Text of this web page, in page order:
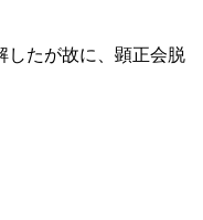
したが故に、顕正会脱